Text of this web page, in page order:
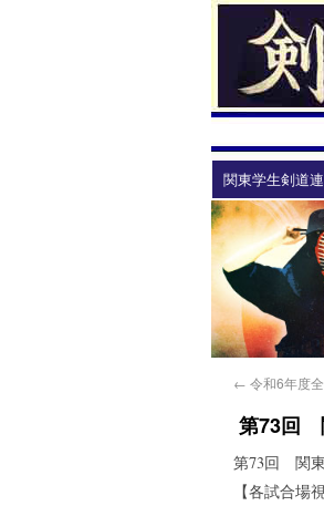
関東学生剣道
← 令和6年度
第73回
第73回 関
【各試合場